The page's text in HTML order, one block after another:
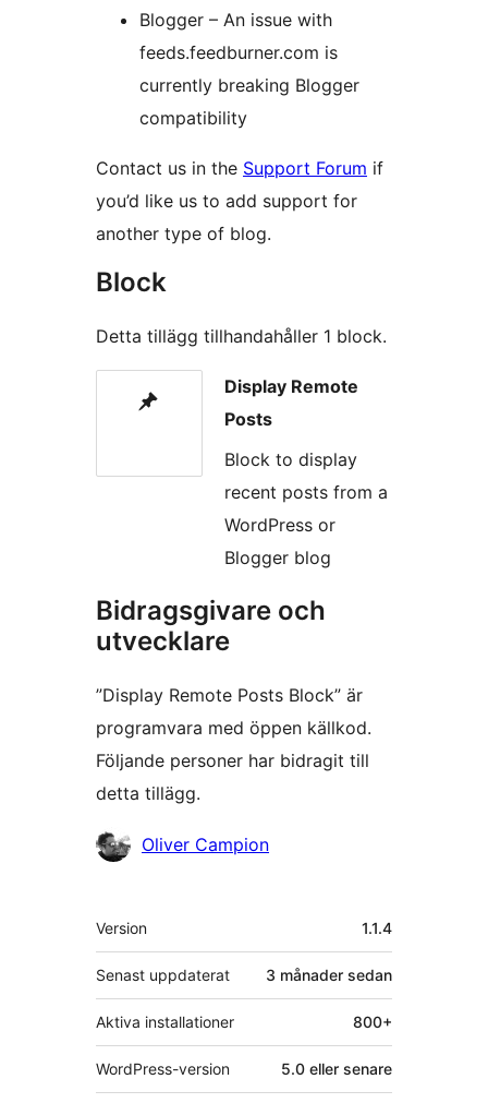
Blogger – An issue with
feeds.feedburner.com is
currently breaking Blogger
compatibility
Contact us in the Support Forum if
you’d like us to add support for
another type of blog.
Block
Detta tillägg tillhandahåller 1 block.
Display Remote
Posts
Block to display
recent posts from a
WordPress or
Blogger blog
Bidragsgivare och
utvecklare
”Display Remote Posts Block” är
programvara med öppen källkod.
Följande personer har bidragit till
detta tillägg.
BidragandeOliver Campion
Meta
Version 1.1.4
Senast uppdaterat 3 månader sedan
Aktiva installationer 800+
WordPress-version 5.0 eller senare